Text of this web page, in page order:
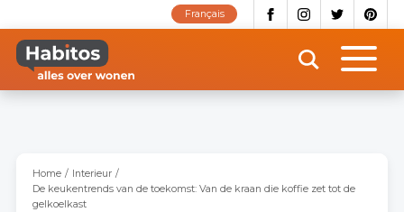
naar
inhoud
gaan
Français
Home
Interieur
De keukentrends van de toekomst: Van de kraan die koffie zet tot de
gelkoelkast